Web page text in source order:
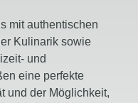
mit authentischen
Kulinarik sowie
und
eine perfekte
und der Möglichkeit,